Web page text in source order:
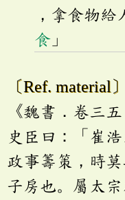
，拿食物給
食 」
〔Ref. material〕
《魏書．卷三
史臣曰：「崔
政事籌策，時
子房也。屬太